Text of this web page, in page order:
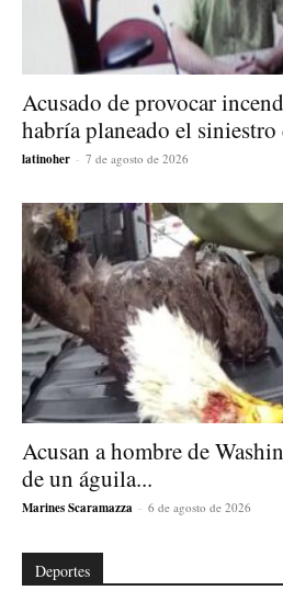
Acusado de provocar
habría planeado el siniestro
latinoher - 7 de agosto de 2026
Acusan a hombre de
de un águila...
Marines Scaramazza - 6 de agosto de 2026
Deportes